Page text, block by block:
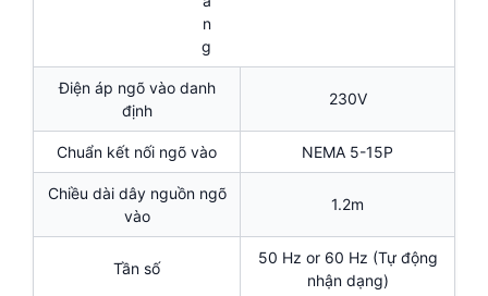
Điện áp ngõ vào danh
định
230V
Chuẩn kết nối ngõ vào NEMA 5-15P
Chiều dài dây nguồn ngõ
vào
1.2m
Tần số
50 Hz or 60 Hz (Tự động
nhận dạng)